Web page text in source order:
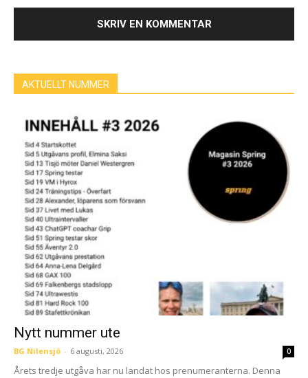
AKTUELLT NUMMER
Nytt nummer ute
BG Nilensjö - 6 augusti, 2026 0
Årets tredje utgåva har nu landat hos prenumeranterna. Denna